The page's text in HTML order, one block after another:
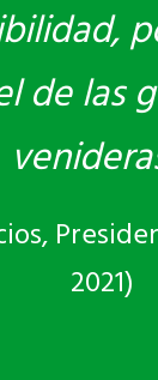
de las
2021)